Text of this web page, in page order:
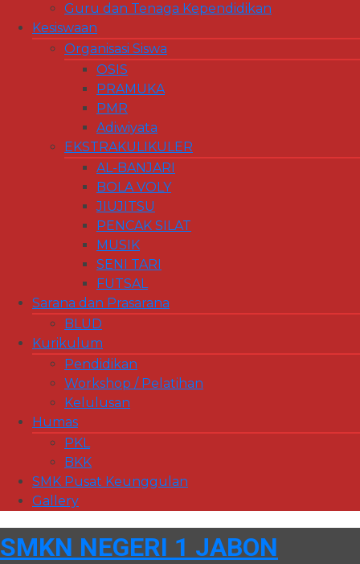
Guru dan Tenaga Kependidikan
Kesiswaan
Organisasi Siswa
OSIS
PRAMUKA
PMR
Adiwiyata
EKSTRAKULIKULER
AL-BANJARI
BOLA VOLY
JIUJITSU
PENCAK SILAT
MUSIK
SENI TARI
FUTSAL
Sarana dan Prasarana
BLUD
Kurikulum
Pendidikan
Workshop / Pelatihan
Kelulusan
Humas
PKL
BKK
SMK Pusat Keunggulan
Gallery
SMKN NEGERI 1 JABON